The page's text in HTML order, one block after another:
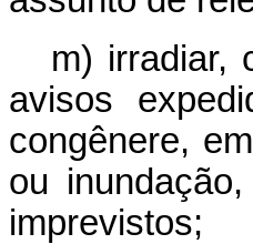
m) irradiar,
avisos
congênere,
ou
imprevistos;